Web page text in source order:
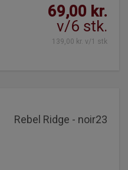
69,00 kr.
v/6 stk.
139,00 kr. v/1 stk
Rebel Ridge - noir23